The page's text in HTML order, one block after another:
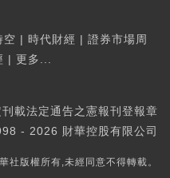
空 | 時代財經 | 證券市場周
| 更多...
載法定通告之憲報刊登報章
- 2026 財華控股有限公司
社版權所有,未經同意不得轉載。